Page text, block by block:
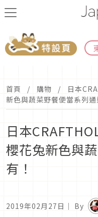
首頁 購物
日本
新色與蔬菜野餐便當系列通
日本
櫻花兔新色與
有！
2019年02月27日 ｜ By